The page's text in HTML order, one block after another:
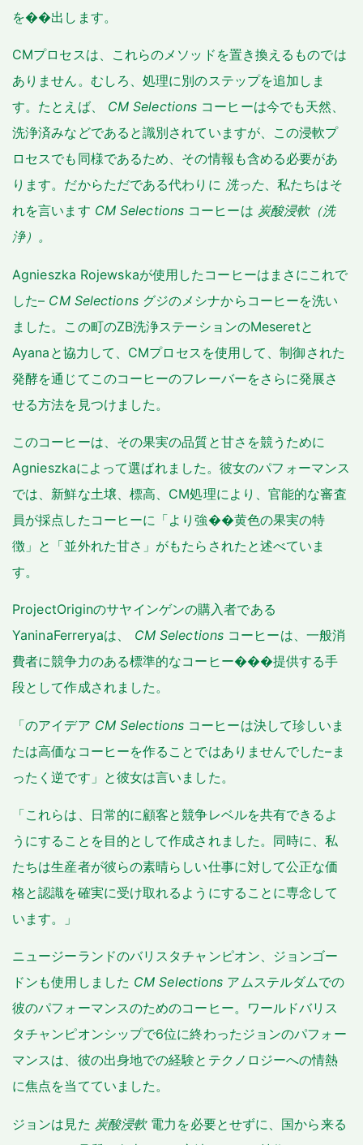
を��出します。
CMプロセスは、これらのメソッドを置き換えるものでは
ありません。むしろ、処理に別のステップを追加しま
す。たとえば、 CM Selections コーヒーは今でも天然、
洗浄済みなどであると識別されていますが、この浸軟プ
ロセスでも同様であるため、その情報も含める必要があ
ります。だからただである代わりに 洗った、私たちはそ
れを言います CM Selections コーヒーは 炭酸浸軟（洗
浄）。
Agnieszka Rojewskaが使用したコーヒーはまさにこれで
した– CM Selections グジのメシナからコーヒーを洗い
ました。この町のZB洗浄ステーションのMeseretと
Ayanaと協力して、CMプロセスを使用して、制御された
発酵を通じてこのコーヒーのフレーバーをさらに発展さ
せる方法を見つけました。
このコーヒーは、その果実の品質と甘さを競うために
Agnieszkaによって選ばれました。彼女のパフォーマンス
では、新鮮な土壌、標高、CM処理により、官能的な審査
員が採点したコーヒーに「より強��黄色の果実の特
徴」と「並外れた甘さ」がもたらされたと述べていま
す。
ProjectOriginのサヤインゲンの購入者である
YaninaFerreryaは、 CM Selections コーヒーは、一般消
費者に競争力のある標準的なコーヒー���提供する手
段として作成されました。
「のアイデア CM Selections コーヒーは決して珍しいま
たは高価なコーヒーを作ることではありませんでした–ま
ったく逆です」と彼女は言いました。
「これらは、日常的に顧客と競争レベルを共有できるよ
うにすることを目的として作成されました。同時に、私
たちは生産者が彼らの素晴らしい仕事に対して公正な価
格と認識を確実に受け取れるようにすることに専念して
います。」
ニュージーランドのバリスタチャンピオン、ジョンゴー
ドンも使用しました CM Selections アムステルダムでの
彼のパフォーマンスのためのコーヒー。ワールドバリス
タチャンピオンシップで6位に終わったジョンのパフォー
マンスは、彼の出身地での経験とテクノロジーへの情熱
に焦点を当てていました。
ジョンは見た 炭酸浸軟 電力を必要とせずに、国から来る